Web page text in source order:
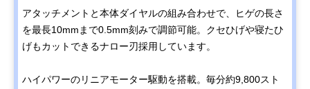
アタッチメントと本体ダイヤルの組み合わせで、ヒゲの長さ
を最長10mmまで0.5mm刻みで調節可能。クセひげや寝たひ
げもカットできるナロー刃採用しています。
ハイパワーのリニアモーター駆動を搭載。毎分約9,800スト